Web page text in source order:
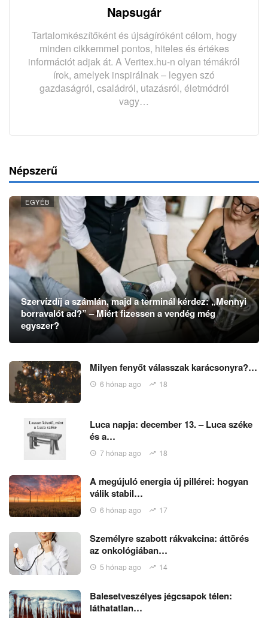
Napsugár
Tartalomkészítőként és újságíróként célom, hogy
minden cikkemmel pontos, hiteles és értékes
információt adjak át. A Veritex.hu-n olyan témákról
írok, amelyek inspirálnak – legyen szó
gazdaságról, családról, utazásról, életmódról
vagy…
Népszerű
EGYÉB
Szervízdíj a számlán, majd a terminál kérdez: „Mennyi
borravalót ad?” – Miért fizessen a vendég még
egyszer?
Milyen fenyőt válasszak karácsonyra?…
6 hónap ago 18
Luca napja: december 13. – Luca széke
és a…
7 hónap ago 18
A megújuló energia új pillérei: hogyan
válik stabil…
6 hónap ago 17
Személyre szabott rákvakcina: áttörés
az onkológiában…
5 hónap ago 14
Balesetveszélyes jégcsapok télen:
láthatatlan…